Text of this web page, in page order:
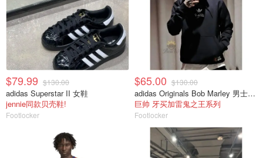
$79.99 $130.00
adidas Superstar II 女鞋
jennie同款贝壳鞋!
Footlocker
$65.00 $130.00
adidas Originals Bob Marley 男士卫衣
巨帅 牙买加雷鬼之王系列
Footlocker